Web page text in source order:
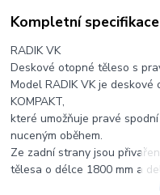
Kompletní specifikace
RADIK VK
Deskové otopné těleso s
Model RADIK VK je
KOMPAKT,
které umožňuje pravé
nuceným oběhem.
Ze zadní strany jsou
tělesa o délce 1800 mm a